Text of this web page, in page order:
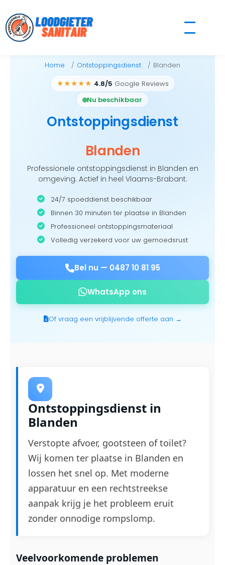
to
content
Home Ontstoppingsdienst Blanden
★★★★★ 4.8/5 Google Reviews
Nu beschikbaar
Ontstoppingsdienst
Blanden
Professionele ontstoppingsdienst in Blanden en
omgeving. Actief in heel Vlaams-Brabant.
24/7 spoeddienst beschikbaar
Binnen 30 minuten ter plaatse in Blanden
Professioneel ontstoppingsmateriaal
Volledig verzekerd voor uw gemoedsrust
Bel nu — 0487 10 81 95
WhatsApp ons
Of vraag een vrijblijvende offerte aan →
Ontstoppingsdienst in
Blanden
Verstopte afvoer, gootsteen of toilet?
Wij komen ter plaatse in Blanden en
lossen het snel op. Met moderne
apparatuur en een rechtstreekse
aanpak krijg je het probleem eruit
zonder onnodige rompslomp.
Veelvoorkomende problemen